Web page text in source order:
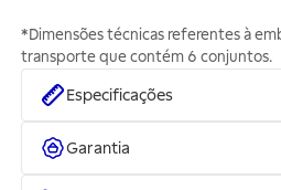
*Dimensões técnicas referentes à
transporte que contém 6 conjuntos.
Especificações
Garantia